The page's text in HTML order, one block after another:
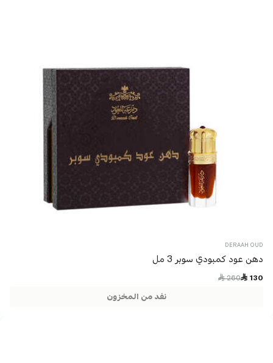
DERAAH OUD
دهن عود كمبودي سوبر 3 مل
 130
Price reduced from
 260
نفد من المخزون